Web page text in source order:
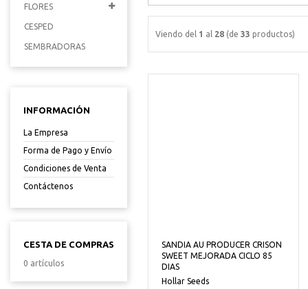
FLORES
CESPED
SEMBRADORAS
INFORMACIÓN
La Empresa
Forma de Pago y Envío
Condiciones de Venta
Contáctenos
CESTA DE COMPRAS
0 artículos
Viendo del 1 al 28 (de 33 productos)
SANDIA AU PRODUCER CRISON
SWEET MEJORADA CICLO 85
DIAS
Hollar Seeds